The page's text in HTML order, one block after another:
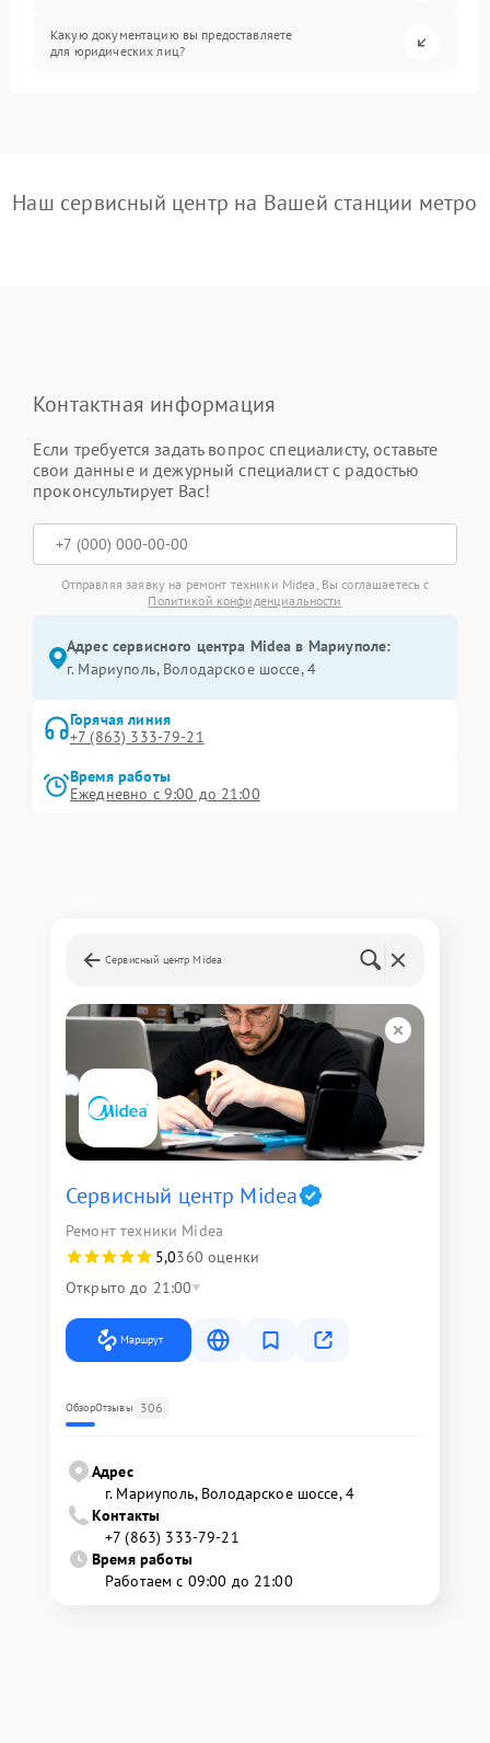
Какую документацию вы предоставляете
для юридических лиц?
Наш сервисный центр на Вашей станции метро
Контактная информация
Если требуется задать вопрос специалисту, оставьте
свои данные и дежурный специалист с радостью
проконсультирует Вас!
Отправляя заявку на ремонт техники Midea, Вы соглашаетесь с
Политикой конфиденциальности
Адрес сервисного центра Midea в Мариуполе:
г. Мариуполь, Володарское шоссе, 4
Горячая линия
+7 (863) 333-79-21
Время работы
Ежедневно с 9:00 до 21:00
Сервисный центр Midea
Сервисный центр Midea
Ремонт техники Midea
5,0360 оценки
Открыто до 21:00
Маршрут
ОбзорОтзывы 306
Адрес
г. Мариуполь, Володарское шоссе, 4
Контакты
+7 (863) 333-79-21
Время работы
Работаем с 09:00 до 21:00